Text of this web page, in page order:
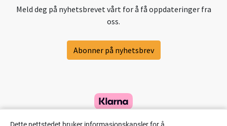
Meld deg på nyhetsbrevet vårt for å få oppdateringer fra
oss.
Abonner på nyhetsbrev